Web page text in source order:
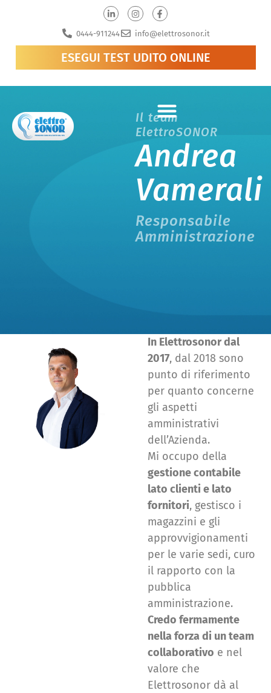
0444-911244 info@elettrosonor.it
ESEGUI TEST UDITO ONLINE
Il team
ElettroSONOR
Andrea
Vamerali
Responsabile
Amministrazione
In Elettrosonor dal
2017, dal 2018 sono
punto di riferimento
per quanto concerne
gli aspetti
amministrativi
dell’Azienda.
Mi occupo della
gestione contabile
lato clienti e lato
fornitori, gestisco i
magazzini e gli
approvvigionamenti
per le varie sedi, curo
il rapporto con la
pubblica
amministrazione.
Credo fermamente
nella forza di un team
collaborativo e nel
valore che
Elettrosonor dà al